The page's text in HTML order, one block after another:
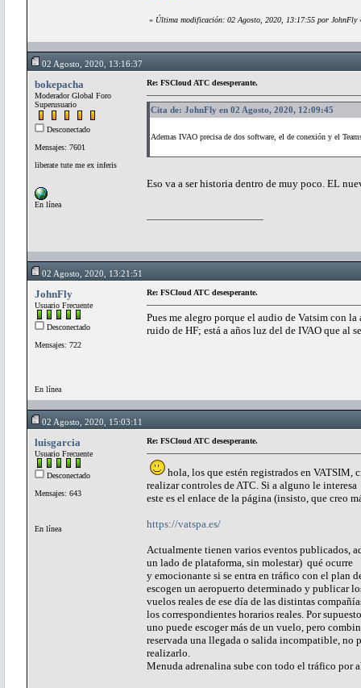
« Última modificación: 02 Agosto, 2020, 13:17:55 por JohnFly
02 Agosto, 2020, 13:16:37
bokepacha
Moderador Global Foro
Superusuario
Desconectado
Mensajes: 7601
liberate tute me ex inferis
En línea
Re: FSCloud ATC desesperante.
Cita de: JohnFly en 02 Agosto, 2020, 12:09:45
Ademas IVAO precisa de dos software, el de conexión y el
Eso va a ser historia dentro de muy poco. EL
02 Agosto, 2020, 13:21:51
JohnFly
Usuario Frecuente
Desconectado
Mensajes: 722
En línea
Re: FSCloud ATC desesperante.
Pues me alegro porque el audio de Vatsim con
ruido de HF; está a años luz del de IVAO que al
02 Agosto, 2020, 15:03:11
luisgarcia
Usuario Frecuente
Desconectado
Mensajes: 643
En línea
Re: FSCloud ATC desesperante.
hola, los que estén registrados en VATSIM,
realizar controles de ATC. Si a alguno le interesa
este es el enlace de la página (insisto, que creo
https://vatspa.es/
Actualmente tienen varios eventos publicados,
un lado de plataforma, sin molestar) qué ocurre
y emocionante si se entra en tráfico con el plan
escogen un aeropuerto determinado y publicar
vuelos reales de ese día de las distintas
los correspondientes horarios reales. Por supuesto
uno puede escoger más de un vuelo, pero
reservada una llegada o salida incompatible, no
realizarlo.
Menuda adrenalina sube con todo el tráfico por